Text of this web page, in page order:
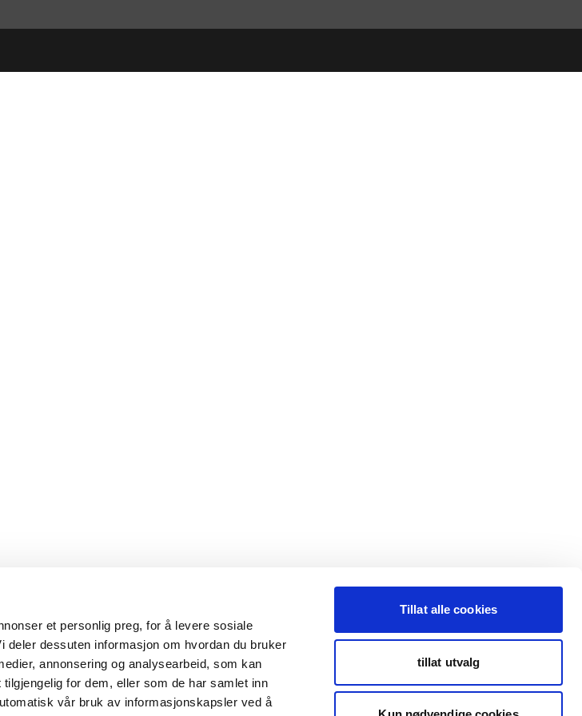
et personlig preg, for å levere sosiale
dessuten informasjon om hvordan du bruker
annonsering og analysearbeid, som kan
for dem, eller som de har samlet inn
vår bruk av informasjonskapsler ved å
Tillat alle cookies
tillat utvalg